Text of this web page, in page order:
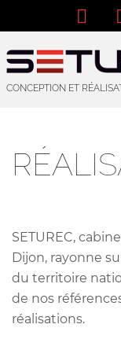
CONCEPTION ET
SETUREC,
Dijon, rayonne
du territoire
de nos
réalisations.